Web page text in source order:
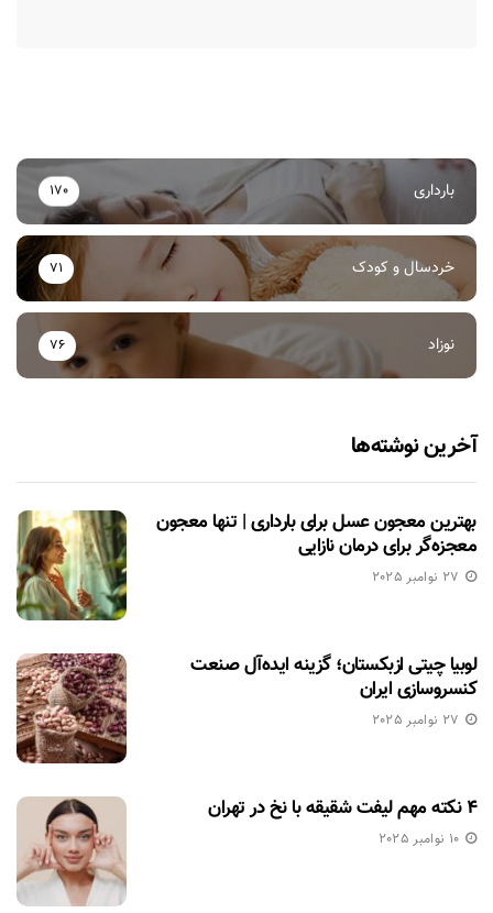
بارداری 170
خردسال و کودک 71
نوزاد 76
آخرین نوشته‌ها
بهترین معجون عسل برای بارداری | تنها معجون
معجزه‌گر برای درمان نازایی
27 نوامبر 2025
لوبیا چیتی ازبکستان؛ گزینه ایده‌آل صنعت
کنسروسازی ایران
27 نوامبر 2025
۴ نکته مهم لیفت شقیقه با نخ در تهران
10 نوامبر 2025